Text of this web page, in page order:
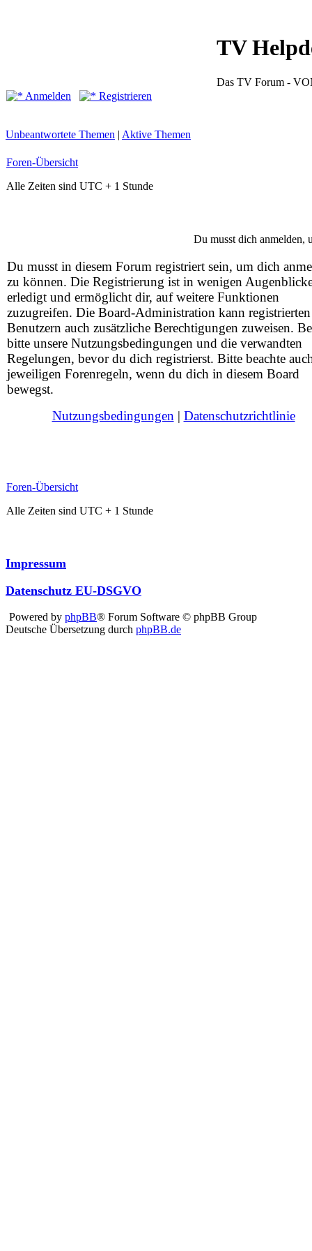
TV
Das TV Forum -
Anmelden
Registrieren
Unbeantwortete Themen | Aktive Themen
Foren-Übersicht
Alle Zeiten sind UTC + 1 Stunde
Du musst dich anmelden,
Du musst in diesem Forum registriert sein, um dich
zu können. Die Registrierung ist in wenigen
erledigt und ermöglicht dir, auf weitere Funktionen
zuzugreifen. Die Board-Administration kann registrierten
Benutzern auch zusätzliche Berechtigungen zuweisen.
bitte unsere Nutzungsbedingungen und die verwandten
Regelungen, bevor du dich registrierst. Bitte beachte
jeweiligen Forenregeln, wenn du dich in diesem Board
bewegst.
Nutzungsbedingungen | Datenschutzrichtlinie
Foren-Übersicht
Alle Zeiten sind UTC + 1 Stunde
Impressum
Datenschutz EU-DSGVO
Powered by phpBB® Forum Software © phpBB Group
Deutsche Übersetzung durch phpBB.de